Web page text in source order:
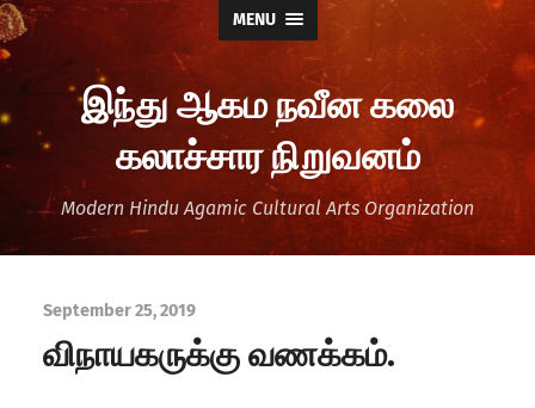
MENU
இந்து ஆகம நவீன கலை
கலாச்சார நிறுவனம்
Modern Hindu Agamic Cultural Arts Organization
September 25, 2019
விநாயகருக்கு வணக்கம்.